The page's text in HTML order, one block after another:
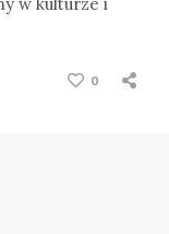
0